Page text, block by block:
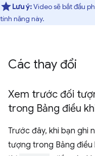
Lưu ý:Video sẽ bắt đầu
tính năng này.
Các thay đổi
Xem trước đối
trong Bảng điều
Trước đây, khi bạn ghi
tượng trong Bảng điều